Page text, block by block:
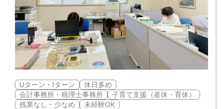
Uターン・Iターン
休日多め
会計事務所・税理士事務所
子育て支援（産休・育休）
残業なし・少なめ
未経験OK